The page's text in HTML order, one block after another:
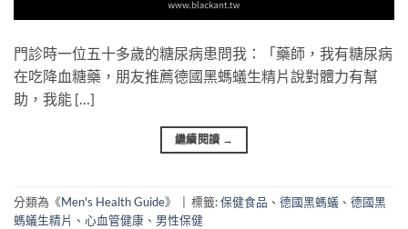
門診時一位五十多歲的糖尿病患問我：「藥師，我有糖尿病
在吃降血糖藥，朋友推薦德國黑螞蟻生精片說對體力有幫
助，我能 […]
繼續閱讀 →
分類為《Men's Health Guide》 標籤:保健食品 、 德國黑螞蟻 、 德國黑
螞蟻生精片 、 心血管健康 、 男性保健